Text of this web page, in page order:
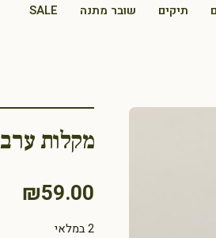
תיקים שובר מתנה SALE
מקלות
₪59.00
2 במלאי